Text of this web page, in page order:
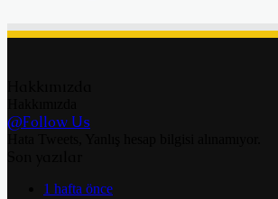
@Follow Us
1 hafta önce